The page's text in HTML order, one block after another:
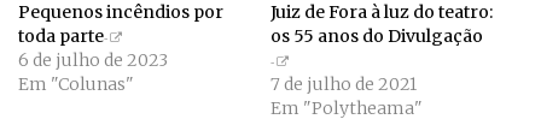
Pequenos incêndios por
toda parte
6 de julho de 2023
Em "Colunas"
Juiz de Fora à luz do teatro:
os 55 anos do Divulgação
7 de julho de 2021
Em "Polytheama"